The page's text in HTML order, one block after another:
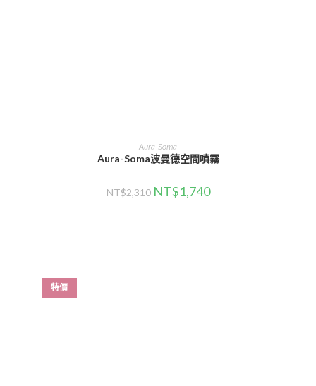
選擇規格
Aura-Soma
Aura-Soma波曼德空間噴霧
NT$2,310 NT$1,740
特價